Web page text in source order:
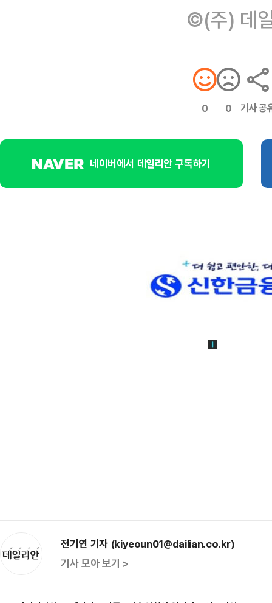
©(주) 데
0 0 기사 공
네이버에서 데일리안 구독하기
전기연 기자 (kiyeoun01@dailian.co.kr)
기사 모아 보기 >